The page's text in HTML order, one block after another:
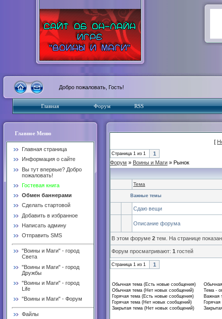
Добро пожаловать, Гость!
Главная Форум RSS
Главное Меню
Главная страница
Информация о сайте
Вы тут впервые? Добро
пожаловать!
Гостевая книга
Обмен баннерами
Сделать стартовой
Добавить в избранное
Написать админу
Отправить SMS
"Воины и Маги" - город
Света
"Воины и Маги" - город
Дружбы
"Воины и Маги" - город
Life
"Воины и Маги" - Форум
Файлы
[
Страница 1 из 1
1
Форум » Воины и Маги » Рынок
Тема
Важные темы
Сдаю вещи
Описание форума
В этом форуме 2 тем. На странице
Форум просматривают: 1 гостей
Страница 1 из 1 1
Обычная тема (Есть новые сообщения)
Обычная тема (Нет новых сообщений)
Тема -
Горячая тема (Есть новые сообщения)
Важная
Горячая тема (Нет новых сообщений)
Горячая
Закрытая тема (Нет новых сообщений)